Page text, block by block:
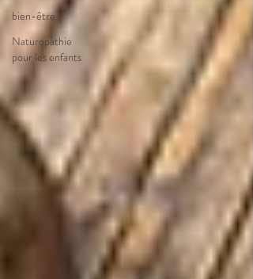
bien-être
Naturopathie
pour les enfants